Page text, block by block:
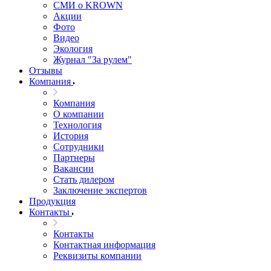
СМИ о KROWN
Акции
Фото
Видео
Экология
Журнал "За рулем"
Отзывы
Компания
Компания
О компании
Технология
История
Сотрудники
Партнеры
Вакансии
Стать дилером
Заключение экспертов
Продукция
Контакты
Контакты
Контактная информация
Реквизиты компании